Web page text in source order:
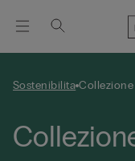
Sostenibilita